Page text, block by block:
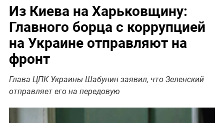
Из Киева на Харьковщину:
Главного борца с коррупцией
на Украине отправляют на
фронт
Глава ЦПК Украины Шабунин заявил, что Зеленский
отправляет его на передовую